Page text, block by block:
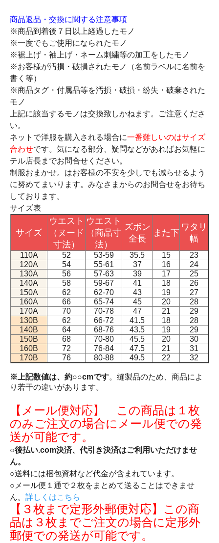
商品返品・交換に関する注意事項
※商品到着後７日以上経過したモノ
※一度でもご使用になられたモノ
※裾上げ・袖上げ・ネーム刺繍等の加工をしたモノ
※お客様が汚損・破損されたモノ（名前ラベルに名前を
書く等）
※商品タグ・付属品等を汚損・破損・紛失・破棄された
モノ
上記に該当するモノは交換致しかねます。ご注意くださ
い。
ネットで洋服を購入される場合に一番難しいのはサイズ
合わせです。気になる部分、疑問などがあればお気軽に
テル店長までお問合せください。
制服おまかせ。はお客様の不安を少しでも減らせるよう
に努めてまいります。みなさまからのお問合せをお待ち
しております。
サイズ表
サイズ
ウエスト
（ヌード
寸法）
ウエスト
（商品寸
法）
ズボン
全長
また下
ワタリ
幅
110A 52 53-59 35.5 15
23
120A
54 55-61 37 16
24
130A
56 57-63 39 17
25
140A
58 59-67 41 18
26
150A
62 62-70 43 19
27
160A
66 65-74 45 20
28
170A
70 70-78 47 21
29
130B
62 66-72 41.5 18
28
140B
64 68-76 43.5 19
29
150B
68 70-80 45.5 20
30
160B
72 76-84 47.5 21
31
170B
76 80-88 49.5 22 32
※上記数値は、約○○cmです。縫製品のため、商品によ
り若干の違いがあります。
【メール便対応】 この商品は１枚
のみご注文の場合にメール便での発
送が可能です。
○後払い.com決済、代引き決済はご利用いただけませ
ん。
○送料には梱包資材など代金が含まれています。
○メール便１通で２枚をまとめて送ることはできませ
ん。 詳しくはこちら
【３枚まで定形外郵便対応】この商
品は３枚までご注文の場合に定形外
郵便での発送が可能です。